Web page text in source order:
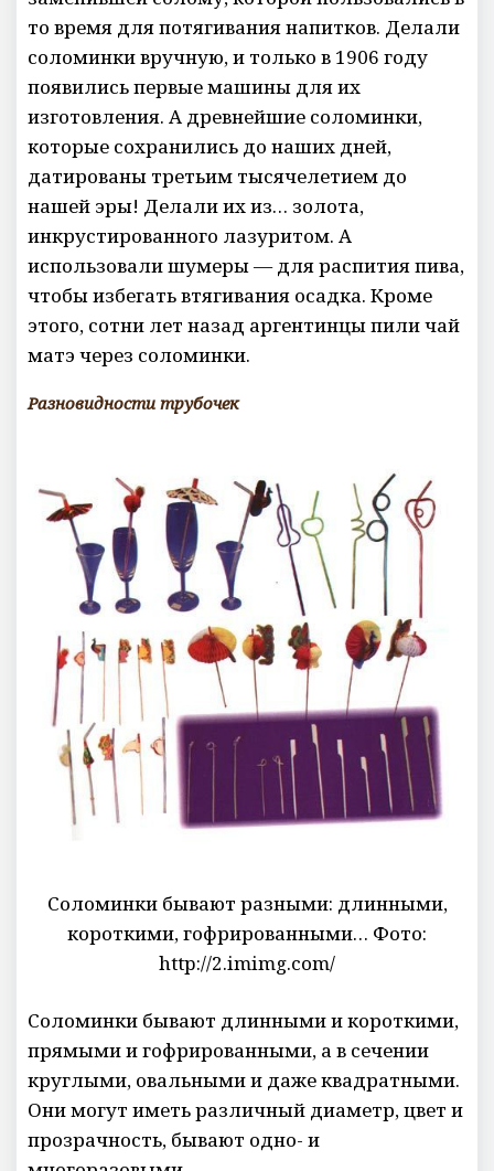
то время для потягивания напитков. Делали
соломинки вручную, и только в 1906 году
появились первые машины для их
изготовления. А древнейшие соломинки,
которые сохранились до наших дней,
датированы третьим тысячелетием до
нашей эры! Делали их из… золота,
инкрустированного лазуритом. А
использовали шумеры — для распития пива,
чтобы избегать втягивания осадка. Кроме
этого, сотни лет назад аргентинцы пили чай
матэ через соломинки.
Разновидности трубочек
Соломинки бывают разными: длинными,
короткими, гофрированными… Фото:
http://2.imimg.com/
Соломинки бывают длинными и короткими,
прямыми и гофрированными, а в сечении
круглыми, овальными и даже квадратными.
Они могут иметь различный диаметр, цвет и
прозрачность, бывают одно- и